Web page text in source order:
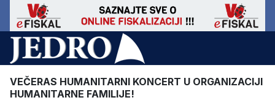
VEČERAS HUMANITARNI KONCERT U ORGANIZACIJI
HUMANITARNE FAMILIJE!